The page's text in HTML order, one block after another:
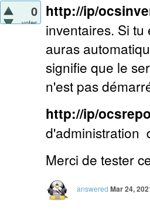
0
votes
http://ip/
inventaires. Si
auras
signifie que le
n'est pas
http://ip/
d'administration
Merci de tester
answered Mar 24,